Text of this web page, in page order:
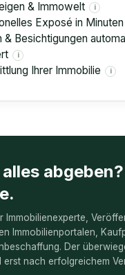
& Immowelt
i
Exposé in Minuten
& Besichtigungen
i
Ihrer Immobilie i
Immobilienexperte,
Immobilienportalen,
Der
erst nach erfolgreichem